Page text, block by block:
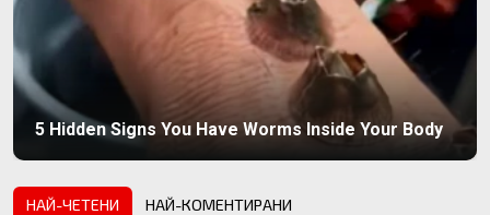
5 Hidden Signs You Have Worms Inside Your Body
НАЙ-ЧЕТЕНИ НАЙ-КОМЕНТИРАНИ